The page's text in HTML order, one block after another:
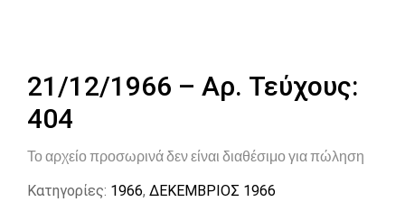
21/12/1966 – Αρ. Τεύχους:
404
Το αρχείο προσωρινά δεν είναι διαθέσιμο για πώληση
Κατηγορίες: 1966, ΔΕΚΕΜΒΡΙΟΣ 1966